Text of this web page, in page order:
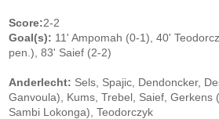
Score:2-2
Goal(s): 11' Ampomah (0-1), 40'
pen.), 83' Saief (2-2)
Anderlecht: Sels, Spajic, Dendoncker,
Ganvoula), Kums, Trebel, Saief, Gerkens
Sambi Lokonga), Teodorczyk